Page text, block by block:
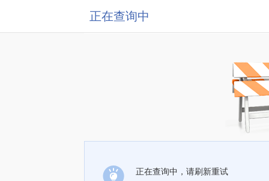
正在查询中
正在查询中，请刷新重试